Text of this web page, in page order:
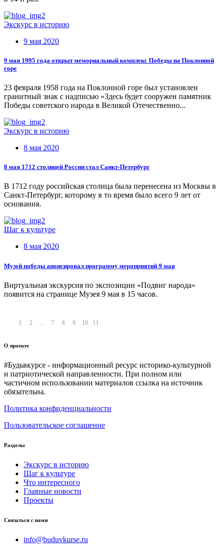
Экскурс в историю
9 мая 2020
9 мая 1995 года открыт мемориальный комплекс Победы на Поклонной
горе
23 февраля 1958 года на Поклонной горе был установлен
гранитный знак с надписью «Здесь будет сооружен памятник
Победы советского народа в Великой Отечественно...
Экскурс в историю
8 мая 2020
8 мая 1712 столицей России стал Санкт-Петербург
В 1712 году российская столица была перенесена из Москвы в
Санкт-Петербург, которому в то время было всего 9 лет от
основания.
Шаг к культуре
8 мая 2020
Музей победы анонсировал программу мероприятий 9 мая
Виртуальная экскурсия по экспозиции «Подвиг народа»
появится на странице Музея 9 мая в 15 часов.
1 2 7 8 9 10 11
О проекте
#Будьвкурсе - информационный ресурс историко-культурной
и патриотической направленности. При полном или
частичном использовании материалов ссылка на источник
обязательна.
Политика конфиденциальности
Пользовательское соглашение
Разделы
Экскурс в историю
Шаг к культуре
Что интересного
Главные новости
Проекты
Связаться с нами
info@buduvkurse.ru